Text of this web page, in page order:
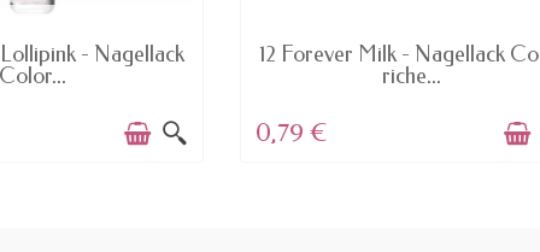
- Nagellack
Color...
12 Forever Milk - Nagellack
riche...
0,79 €